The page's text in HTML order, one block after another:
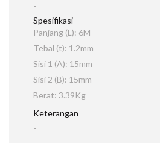
-
Spesifikasi
Panjang (L): 6M
Tebal (t): 1.2mm
Sisi 1 (A): 15mm
Sisi 2 (B): 15mm
Berat: 3.39Kg
Keterangan
-